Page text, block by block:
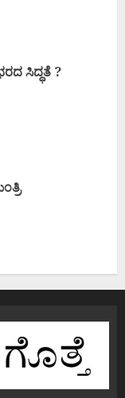
ಸಿದ್ಧತೆ ?